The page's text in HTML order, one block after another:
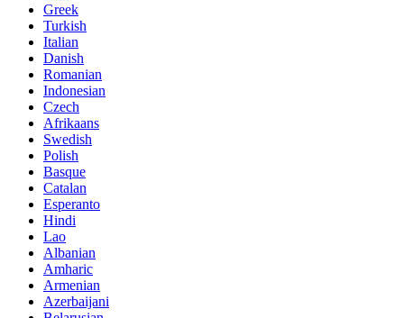
Greek
Turkish
Italian
Danish
Romanian
Indonesian
Czech
Afrikaans
Swedish
Polish
Basque
Catalan
Esperanto
Hindi
Lao
Albanian
Amharic
Armenian
Azerbaijani